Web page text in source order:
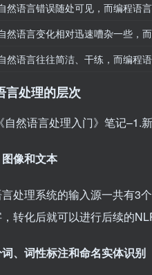
然语言错误随处可见，而编程语
然语言变化相对迅速嘈杂一些，
然语言往往简洁、干练，而编程
言处理的层次
像和文本
言处理系统的输入源一共有3
转化后就可以进行后续的
、词性标注和命名实体识别